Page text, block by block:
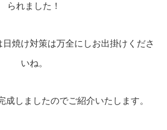
られました！
焼け対策は万全にしお出掛けくださ
いね。
成しましたのでご紹介いたします。